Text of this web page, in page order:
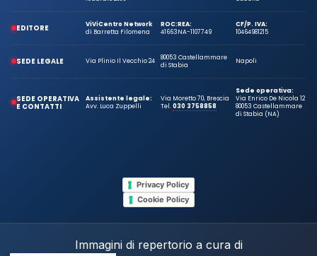
EDITORE
ViViCentro Network
di Barretta Filomena
ROC:
41663
REA:
NA-1107749
CF/P. IVA:
10464981215
SEDE LEGALE Via Plinio Il Vecchio 24
80053 Castellammare
di Stabia
Napoli
SEDE OPERATIVA
E CONTATTI
Assistente legale:
Avv. Luca Zuppelli
Via Moretto 70, Brescia
Tel.030 3758858
Sede operativa:
Via Enrico De Nicola 12
80053 Castellammare
di Stabia (NA)
Privacy Policy
Cookie Policy
Immagini di repertorio a cura di